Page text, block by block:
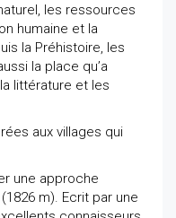
les ressources
humaine et la
la Préhistoire, les
la place qu’a
littérature et les
aux villages qui
une approche
m). Ecrit par une